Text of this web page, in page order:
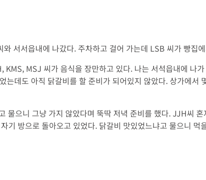
서서읍내에 나갔다. 주차하고 걸어 가는데 LSB 씨가 빵집
MSJ 씨가 음식을 장만하고 있다. 나는 서석읍내에 나
데도 아직 닭갈비를 할 준비가 되어있지 않았다. 상가에
으니 그냥 가지 않았다며 뚝딱 저녁 준비를 했다. JJH씨
방으로 돌아오고 있었다. 닭갈비 맛있었느냐고 물으니 먹